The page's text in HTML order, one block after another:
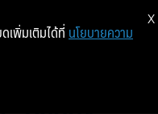
PCG เอาใจ
เพิ่มเติมได้ที่ นโยบายความ
X